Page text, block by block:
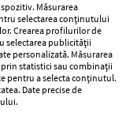
25.09.2025.
minorilor.
Măsurarea
selectarea conținutului
Crearea profilurilor de
selectarea publicității
personalizată. Măsurarea
statistici sau combinații
pentru a selecta conținutul.
Date precise de